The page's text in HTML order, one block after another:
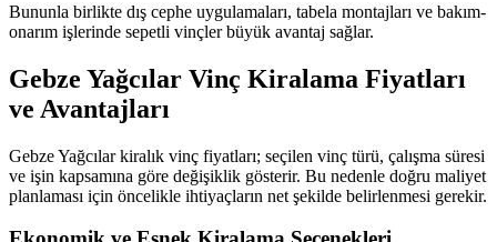
Bununla birlikte dış cephe uygulamaları, tabela montajları ve bakım-
onarım işlerinde sepetli vinçler büyük avantaj sağlar.
Gebze Yağcılar Vinç Kiralama Fiyatları
ve Avantajları
Gebze Yağcılar kiralık vinç fiyatları; seçilen vinç türü, çalışma süresi
ve işin kapsamına göre değişiklik gösterir. Bu nedenle doğru maliyet
planlaması için öncelikle ihtiyaçların net şekilde belirlenmesi gerekir.